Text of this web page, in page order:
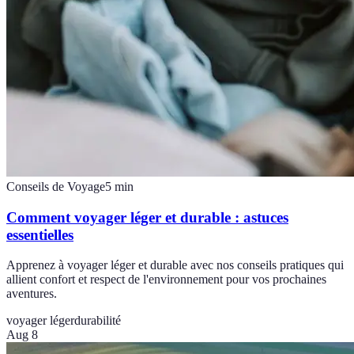
Conseils de Voyage5 min
Comment voyager léger et durable : astuces
essentielles
Apprenez à voyager léger et durable avec nos conseils pratiques qui
allient confort et respect de l'environnement pour vos prochaines
aventures.
voyager légerdurabilité
Aug 8